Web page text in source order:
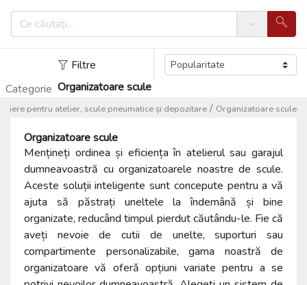
Search
Filtre
Categorie Organizatoare scule
Organizatoare scule
/
pentru atelier, scule pneumatice și depozitare
Organizatoare scule
Mențineți ordinea și eficiența în atelierul sau garajul
dumneavoastră cu organizatoarele noastre de scule.
Aceste soluții inteligente sunt concepute pentru a vă
ajuta să păstrați uneltele la îndemână și bine
organizate, reducând timpul pierdut căutându-le. Fie că
aveți nevoie de cutii de unelte, suporturi sau
compartimente personalizabile, gama noastră de
organizatoare vă oferă opțiuni variate pentru a se